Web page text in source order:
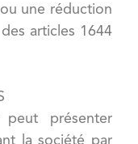
une réduction
articles 1644
peut présenter
la société par